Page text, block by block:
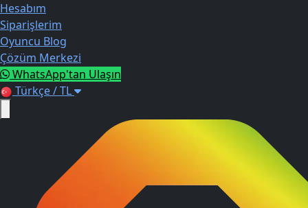
Hesabım
Siparişlerim
Oyuncu Blog
Çözüm Merkezi
WhatsApp'tan Ulaşın
Türkçe / TL